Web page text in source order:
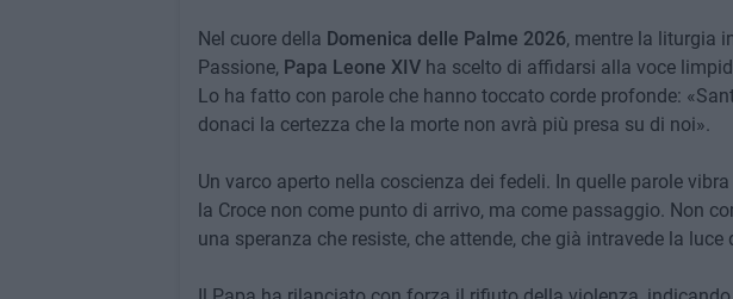
Nel cuore della Domenica delle Palme 2026, mentre la liturgia
Passione, Papa Leone XIVha scelto di affidarsi alla voce
Lo ha fatto con parole che hanno toccato corde profonde:
donaci la certezza che la morte non avrà più presa su di noi».
Un varco aperto nella coscienza dei fedeli. In quelle parole
la Croce non come punto di arrivo, ma come passaggio. Non
una speranza che resiste, che attende, che già intravede la luce